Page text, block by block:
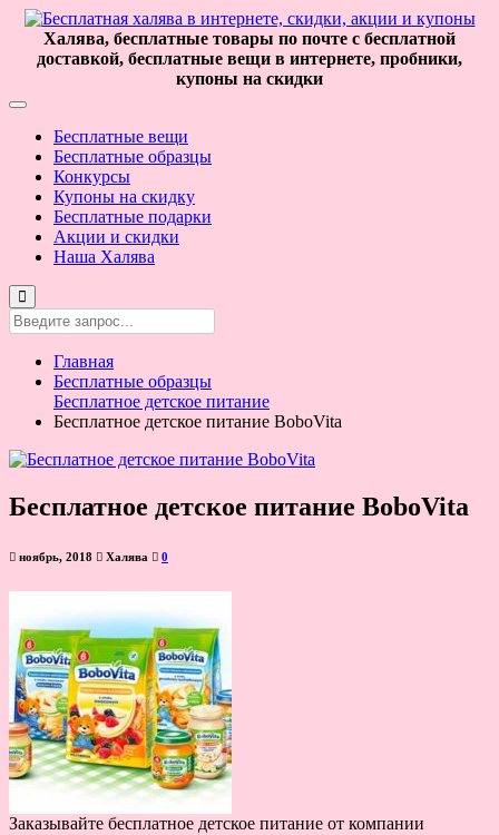
Халява, бесплатные товары по почте с бесплатной
доставкой, бесплатные вещи в интернете, пробники,
купоны на скидки
Бесплатные вещи
Бесплатные образцы
Конкурсы
Купоны на скидку
Бесплатные подарки
Акции и скидки
Наша Халява
Главная
Бесплатные образцы
Бесплатное детское питание
Бесплатное детское питание BoboVita
Бесплатное детское питание BoboVita
ноябрь, 2018 Халява 0
Заказывайте бесплатное детское питание от компании